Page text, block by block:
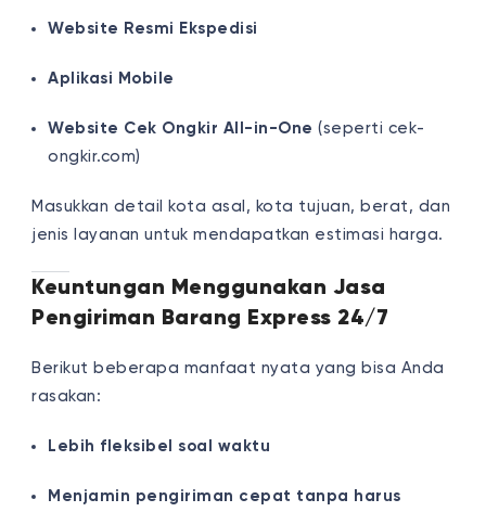
Website Resmi Ekspedisi
Aplikasi Mobile
Website Cek Ongkir All-in-One (seperti cek-
ongkir.com)
Masukkan detail kota asal, kota tujuan, berat, dan
jenis layanan untuk mendapatkan estimasi harga.
Keuntungan Menggunakan Jasa
Pengiriman Barang Express 24/7
Berikut beberapa manfaat nyata yang bisa Anda
rasakan:
Lebih fleksibel soal waktu
Menjamin pengiriman cepat tanpa harus